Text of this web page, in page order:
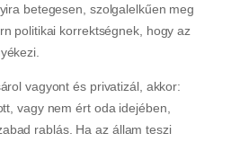
betegesen, szolgalelkűen meg
politikai korrektségnek, hogy az
vagyont és privatizál, akkor:
vagy nem ért oda idejében,
rablás. Ha az állam teszi